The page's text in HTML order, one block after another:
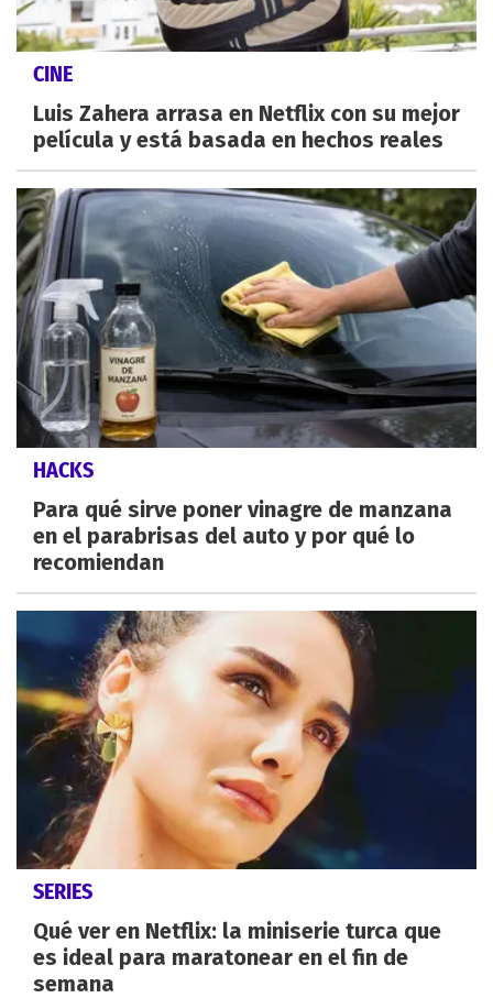
CINE
Luis Zahera arrasa en Netflix con su mejor
película y está basada en hechos reales
HACKS
Para qué sirve poner vinagre de manzana
en el parabrisas del auto y por qué lo
recomiendan
SERIES
Qué ver en Netflix: la miniserie turca que
es ideal para maratonear en el fin de
semana